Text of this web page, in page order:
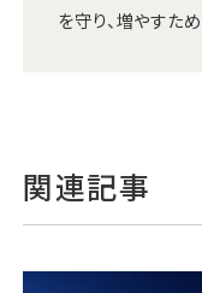
を守り、増やすた
関連記事